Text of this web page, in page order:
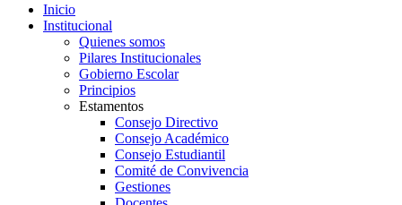
Inicio
Institucional
Quienes somos
Pilares Institucionales
Gobierno Escolar
Principios
Estamentos
Consejo Directivo
Consejo Académico
Consejo Estudiantil
Comité de Convivencia
Gestiones